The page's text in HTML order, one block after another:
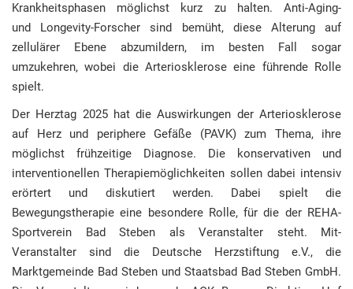
Krankheitsphasen möglichst kurz zu halten. Anti-Aging-
und Longevity-Forscher sind bemüht, diese Alterung auf
zellulärer Ebene abzumildern, im besten Fall sogar
umzukehren, wobei die Arteriosklerose eine führende Rolle
spielt.
Der Herztag 2025 hat die Auswirkungen der Arteriosklerose
auf Herz und periphere Gefäße (PAVK) zum Thema, ihre
möglichst frühzeitige Diagnose. Die konservativen und
interventionellen Therapiemöglichkeiten sollen dabei intensiv
erörtert und diskutiert werden. Dabei spielt die
Bewegungstherapie eine besondere Rolle, für die der REHA-
Sportverein Bad Steben als Veranstalter steht. Mit-
Veranstalter sind die Deutsche Herzstiftung e.V., die
Marktgemeinde Bad Steben und Staatsbad Bad Steben GmbH.